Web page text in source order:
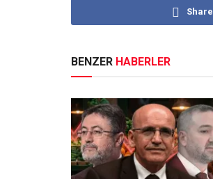
Share
BENZER HABERLER